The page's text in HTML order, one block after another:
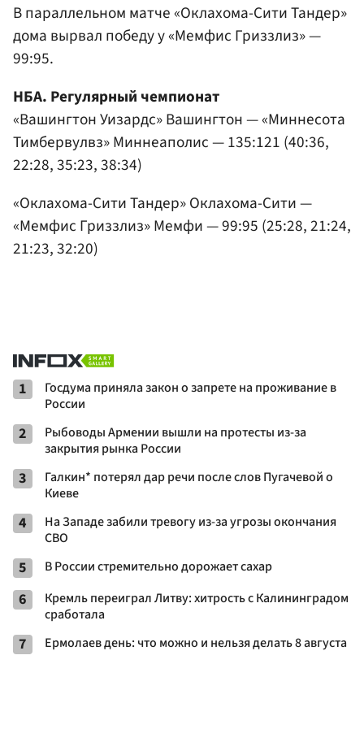
В параллельном матче «Оклахома-Сити Тандер»
дома вырвал победу у «Мемфис Гриззлиз» —
99:95.
НБА. Регулярный чемпионат
«Вашингтон Уизардс» Вашингтон — «Миннесота
Тимбервулвз» Миннеаполис — 135:121 (40:36,
22:28, 35:23, 38:34)
«Оклахома-Сити Тандер» Оклахома-Сити —
«Мемфис Гриззлиз» Мемфи — 99:95 (25:28, 21:24,
21:23, 32:20)
1
Госдума приняла закон о запрете на проживание в
России
2
Рыбоводы Армении вышли на протесты из-за
закрытия рынка России
3
Галкин* потерял дар речи после слов Пугачевой о
Киеве
4
На Западе забили тревогу из-за угрозы окончания
СВО
5 В России стремительно дорожает сахар
6
Кремль переиграл Литву: хитрость с Калининградом
сработала
7 Ермолаев день: что можно и нельзя делать 8 августа